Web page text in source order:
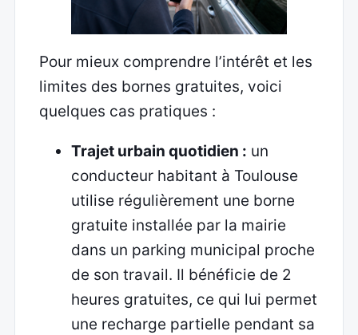
Pour mieux comprendre l’intérêt et les
limites des bornes gratuites, voici
quelques cas pratiques :
Trajet urbain quotidien : un
conducteur habitant à Toulouse
utilise régulièrement une borne
gratuite installée par la mairie
dans un parking municipal proche
de son travail. Il bénéficie de 2
heures gratuites, ce qui lui permet
une recharge partielle pendant sa